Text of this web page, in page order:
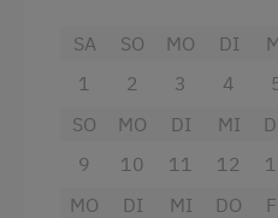
Zusätzliche
Besondere
Historische Höfe
Hund erlaubt
Beisammensein.
Ausstattung
Doppelbett
SA
1
SO
2
MO
3
DI
4
SO
9
MO
10
DI
11
MI
12
MO
DI
MI
DO